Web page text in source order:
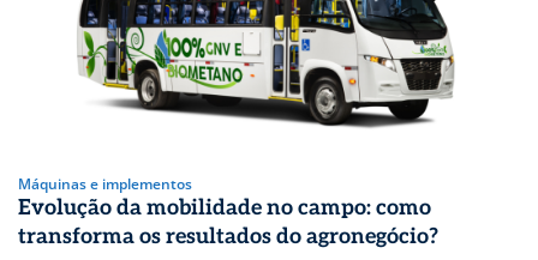
Máquinas e implementos
Evolução da mobilidade no campo: como
transforma os resultados do agronegócio?